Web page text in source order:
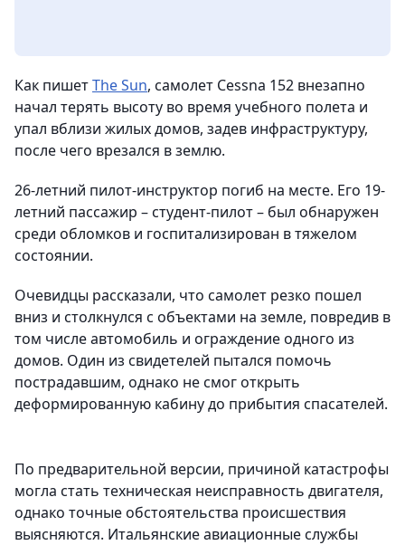
Как пишетThe Sun, самолет Cessna 152 внезапно
начал терять высоту во время учебного полета и
упал вблизи жилых домов, задев инфраструктуру,
после чего врезался в землю.
26-летний пилот-инструктор погиб на месте. Его 19-
летний пассажир – студент-пилот – был обнаружен
среди обломков и госпитализирован в тяжелом
состоянии.
Очевидцы рассказали, что самолет резко пошел
вниз и столкнулся с объектами на земле, повредив в
том числе автомобиль и ограждение одного из
домов. Один из свидетелей пытался помочь
пострадавшим, однако не смог открыть
деформированную кабину до прибытия спасателей.
По предварительной версии, причиной катастрофы
могла стать техническая неисправность двигателя,
однако точные обстоятельства происшествия
выясняются. Итальянские авиационные службы